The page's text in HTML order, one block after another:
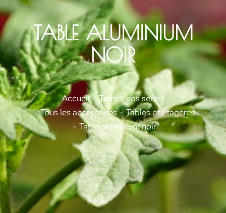
TABLE ALUMINIUM
NOIR
Vous êtes ici :Accueil
Toutes nos serres
Tous les accessoires
Tables et étagères
Table aluminium noir